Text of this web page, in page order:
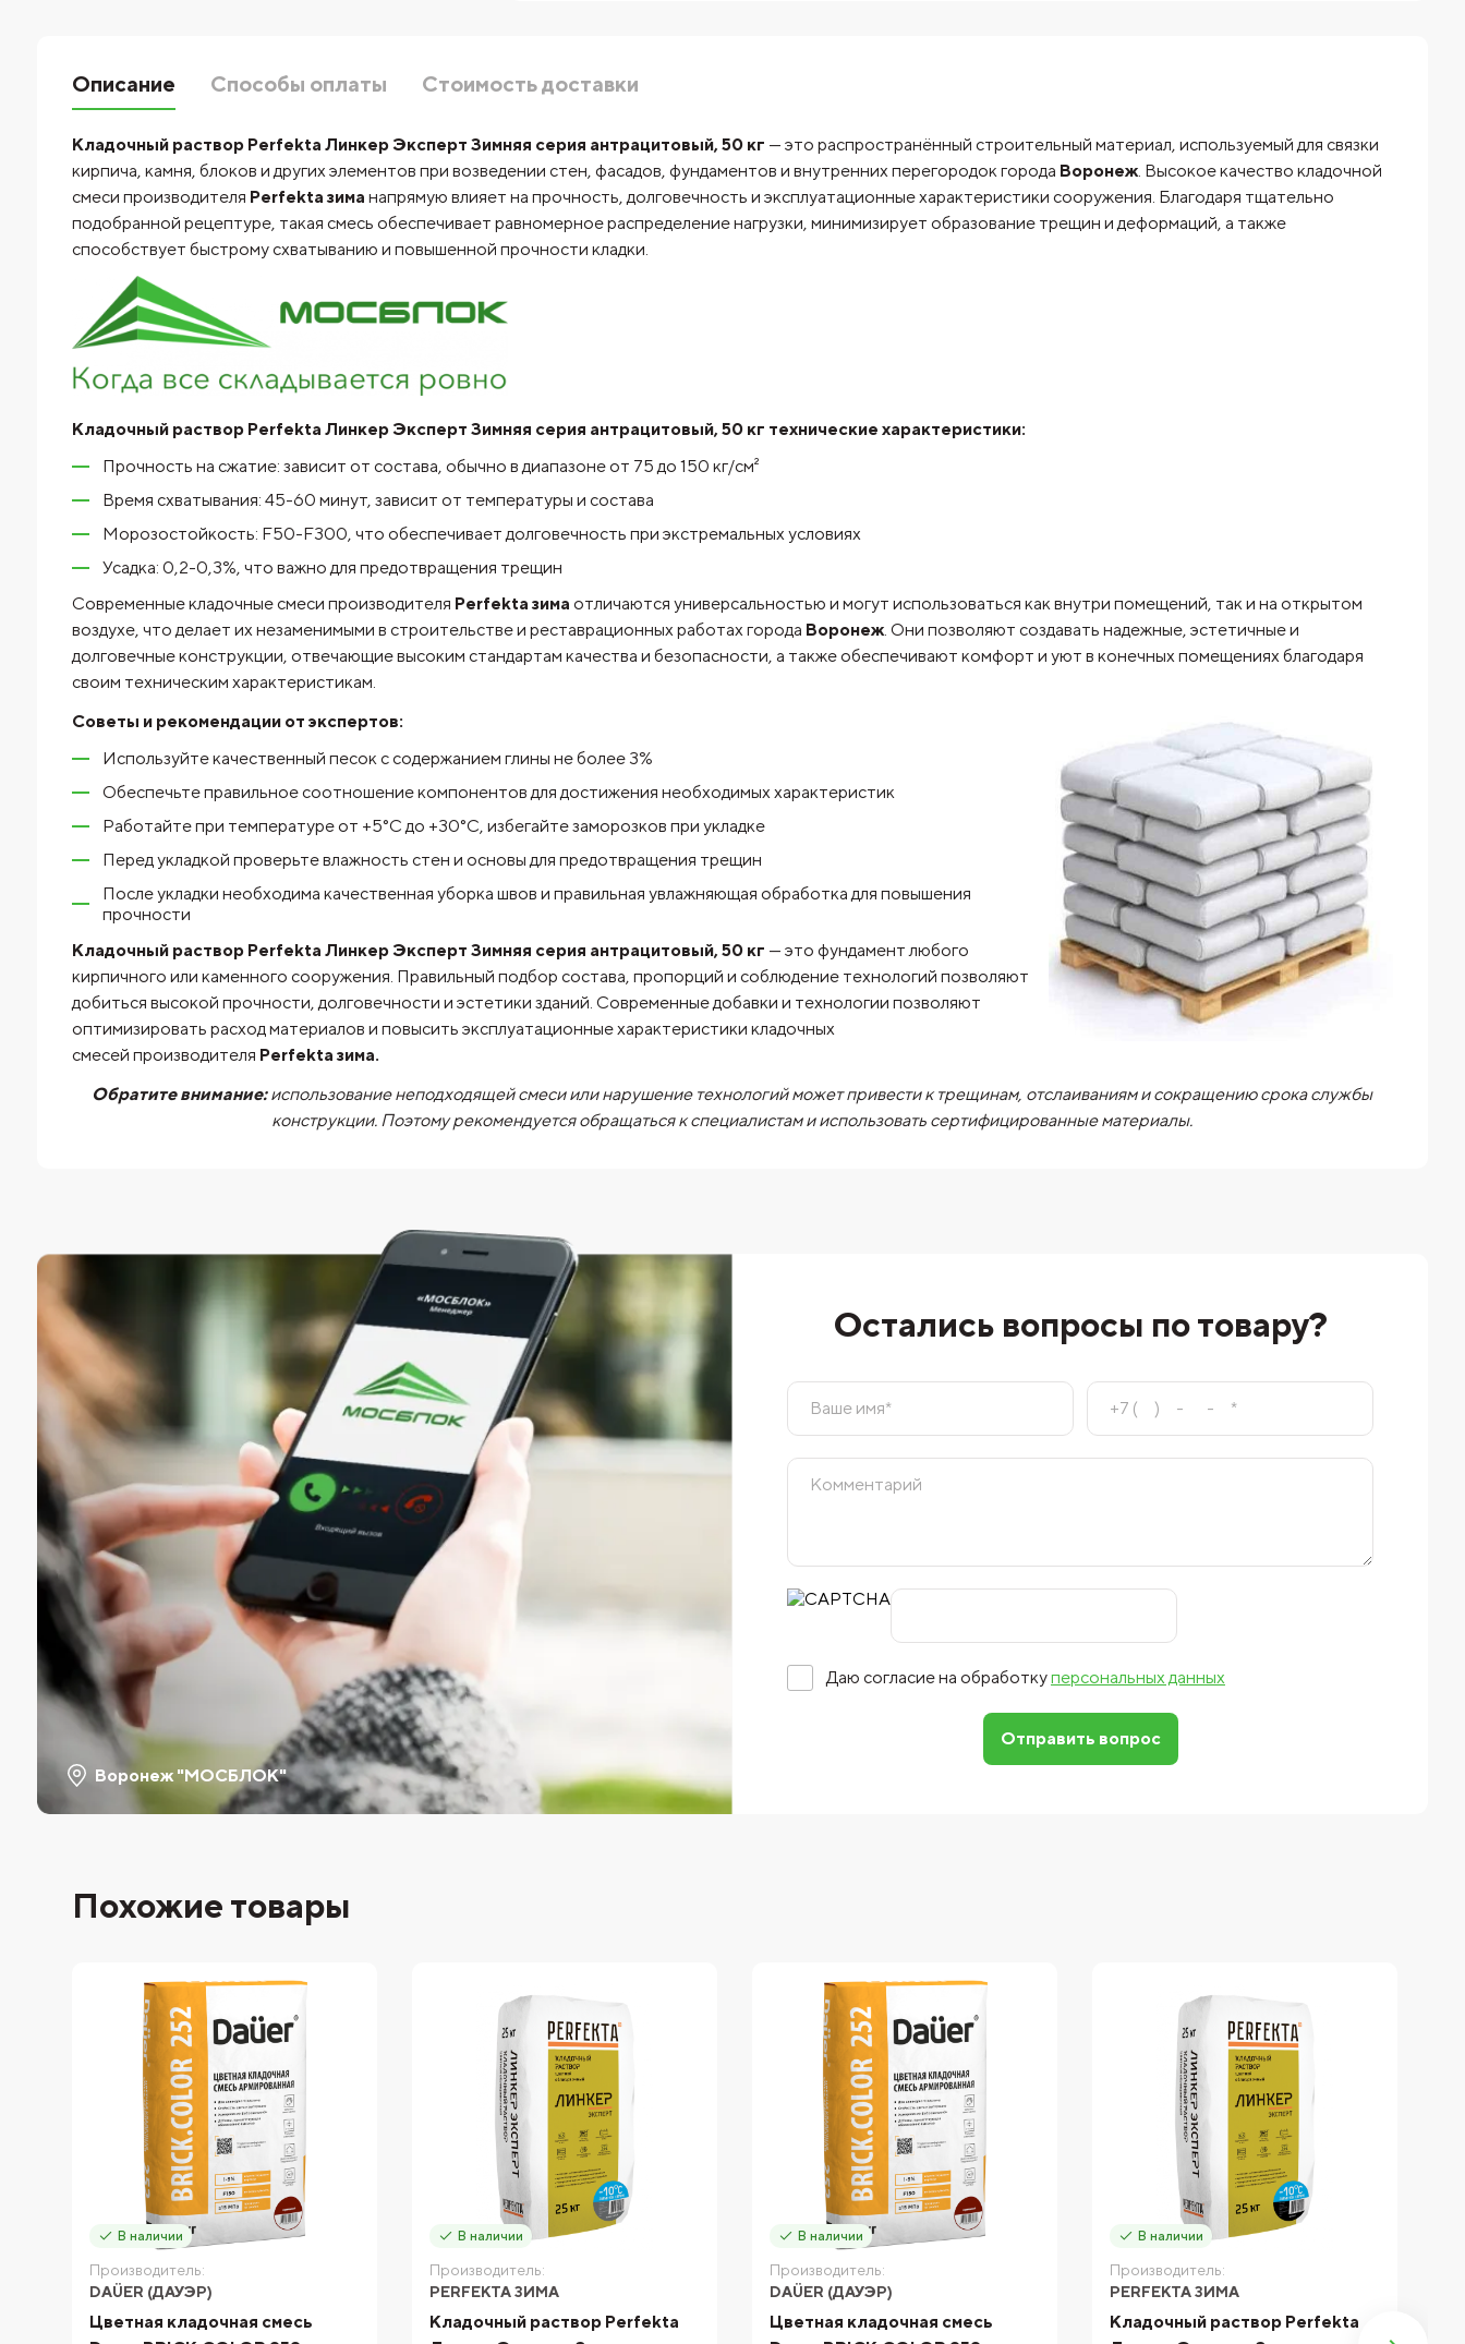
Описание Способы оплаты Стоимость доставки
Кладочный раствор Perfekta Линкер Эксперт Зимняя серия антрацитовый, 50 кг — это распространённый строительный материал, используемый для связки
кирпича, камня, блоков и других элементов при возведении стен, фасадов, фундаментов и внутренних перегородок города Воронеж. Высокое качество кладочной
смеси производителя Perfekta зима напрямую влияет на прочность, долговечность и эксплуатационные характеристики сооружения. Благодаря тщательно
подобранной рецептуре, такая смесь обеспечивает равномерное распределение нагрузки, минимизирует образование трещин и деформаций, а также
способствует быстрому схватыванию и повышенной прочности кладки.
Кладочный раствор Perfekta Линкер Эксперт Зимняя серия антрацитовый, 50 кг технические характеристики:
Прочность на сжатие: зависит от состава, обычно в диапазоне от 75 до 150 кг/см²
Время схватывания: 45-60 минут, зависит от температуры и состава
Морозостойкость: F50-F300, что обеспечивает долговечность при экстремальных условиях
Усадка: 0,2-0,3%, что важно для предотвращения трещин
Современные кладочные смеси производителя Perfekta зима отличаются универсальностью и могут использоваться как внутри помещений, так и на открытом
воздухе, что делает их незаменимыми в строительстве и реставрационных работах города Воронеж. Они позволяют создавать надежные, эстетичные и
долговечные конструкции, отвечающие высоким стандартам качества и безопасности, а также обеспечивают комфорт и уют в конечных помещениях благодаря
своим техническим характеристикам.
Советы и рекомендации от экспертов:
Используйте качественный песок с содержанием глины не более 3%
Обеспечьте правильное соотношение компонентов для достижения необходимых характеристик
Работайте при температуре от +5°C до +30°C, избегайте заморозков при укладке
Перед укладкой проверьте влажность стен и основы для предотвращения трещин
После укладки необходима качественная уборка швов и правильная увлажняющая обработка для повышения
прочности
Кладочный раствор Perfekta Линкер Эксперт Зимняя серия антрацитовый, 50 кг — это фундамент любого
кирпичного или каменного сооружения. Правильный подбор состава, пропорций и соблюдение технологий позволяют
добиться высокой прочности, долговечности и эстетики зданий. Современные добавки и технологии позволяют
оптимизировать расход материалов и повысить эксплуатационные характеристики кладочных
смесей производителя Perfekta зима.
Обратите внимание:использование неподходящей смеси или нарушение технологий может привести к трещинам, отслаиваниям и сокращению срока службы
конструкции. Поэтому рекомендуется обращаться к специалистам и использовать сертифицированные материалы.
Воронеж "МОСБЛОК"
Остались вопросы по товару?
Даю согласие на обработкуперсональных данных
Отправить вопрос
Похожие товары
В наличии
Производитель:
DAÜER (ДАУЭР)
Цветная кладочная смесь
В наличии
Производитель:
PERFEKTA ЗИМА
Кладочный раствор Perfekta
В наличии
Производитель:
DAÜER (ДАУЭР)
Цветная кладочная смесь
В наличии
Производитель:
PERFEKTA ЗИМА
Кладочный раствор Perfekta